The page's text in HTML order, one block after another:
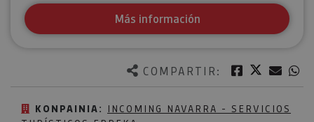
COMPARTIR: Facebook
Twitter
KONPAINIA:
INCOMING NAVARRA - SERVICIOS
Más información